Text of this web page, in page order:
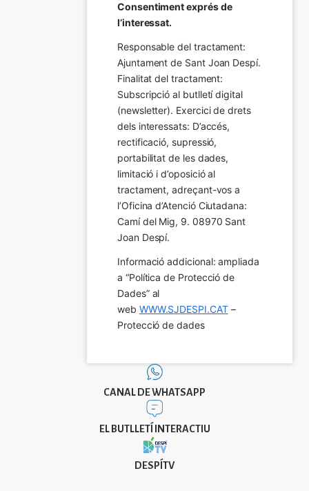
Consentiment exprés de
l’interessat.
Responsable del tractament:
Ajuntament de Sant Joan Despí.
Finalitat del tractament:
Subscripció al butlletí digital
(newsletter). Exercici de drets
dels interessats: D’accés,
rectificació, supressió,
portabilitat de les dades,
limitació i d’oposició al
tractament, adreçant-vos a
l’Oficina d’Atenció Ciutadana:
Camí del Mig, 9. 08970 Sant
Joan Despí.
Informació addicional: ampliada
a “Política de Protecció de
Dades” al
web WWW.SJDESPI.CAT –
Protecció de dades
CANAL DE WHATSAPP
EL BUTLLETÍ INTERACTIU
DESPÍTV